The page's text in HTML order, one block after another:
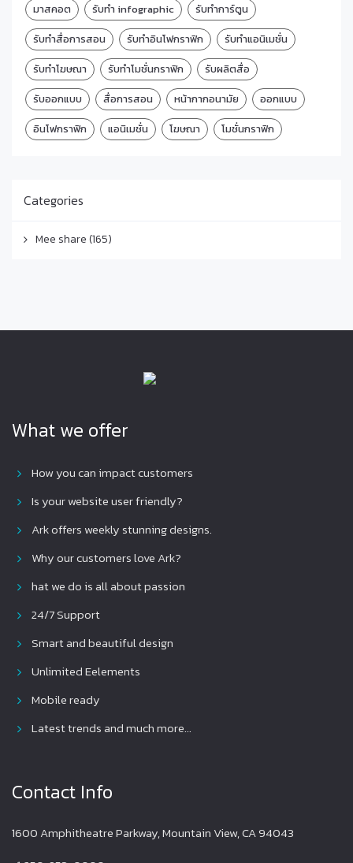
มาสคอต
รับทำ infographic
รับทำการ์ตูน
รับทำสื่อการสอน
รับทำอินโฟกราฟิก
รับทำแอนิเมชั่น
รับทำโฆษณา
รับทำโมชั่นกราฟิก
รับผลิตสื่อ
รับออกแบบ
สื่อการสอน หน้ากากอนามัย
ออกแบบ
อินโฟกราฟิก
แอนิเมชั่น โฆษณา โมชั่นกราฟิก
Categories
Mee share(165)
What we offer
How you can impact customers
Is your website user friendly?
Ark offers weekly stunning designs.
Why our customers love Ark?
hat we do is all about passion
24/7 Support
Smart and beautiful design
Unlimited Eelements
Mobile ready
Latest trends and much more...
Contact Info
1600 Amphitheatre Parkway, Mountain View, CA 94043